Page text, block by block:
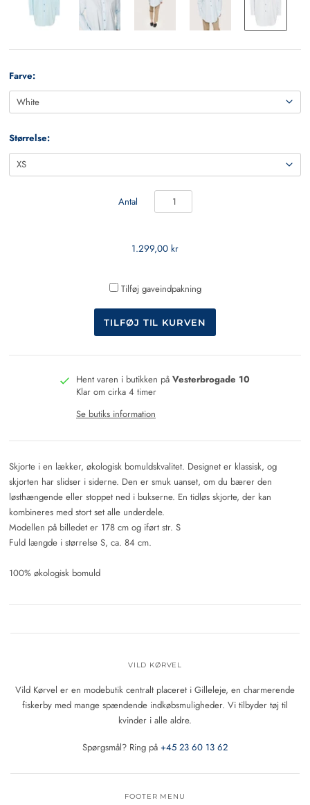
Farve:
Størrelse:
Antal
1.299,00 kr
Tilføj gaveindpakning
Hent varen i butikken på Vesterbrogade 10
Klar om cirka 4 timer
Se butiks information
Skjorte i en lækker, økologisk bomuldskvalitet. Designet er klassisk, og
skjorten har slidser i siderne. Den er smuk uanset, om du bærer den
løsthængende eller stoppet ned i bukserne. En tidløs skjorte, der kan
kombineres med stort set alle underdele.
Modellen på billedet er 178 cm og iført str. S
Fuld længde i størrelse S, ca. 84 cm.
100% økologisk bomuld
VILD KØRVEL
Vild Kørvel er en modebutik centralt placeret i Gilleleje, en charmerende
fiskerby med mange spændende indkøbsmuligheder. Vi tilbyder tøj til
kvinder i alle aldre.
Spørgsmål? Ring på +45 23 60 13 62
FOOTER MENU